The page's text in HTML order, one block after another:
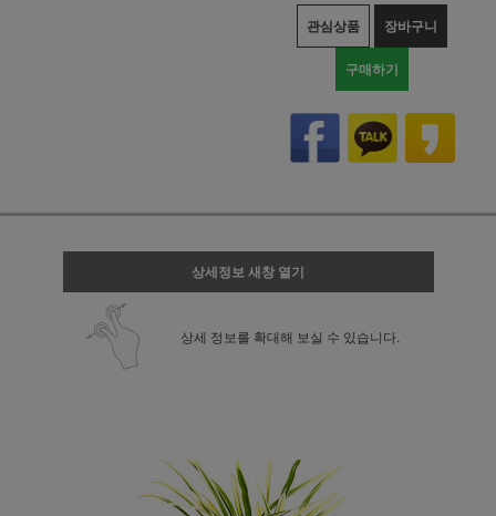
관심상품 장바구니
구매하기
상세정보 새창 열기
상세 정보를 확대해 보실 수 있습니다.